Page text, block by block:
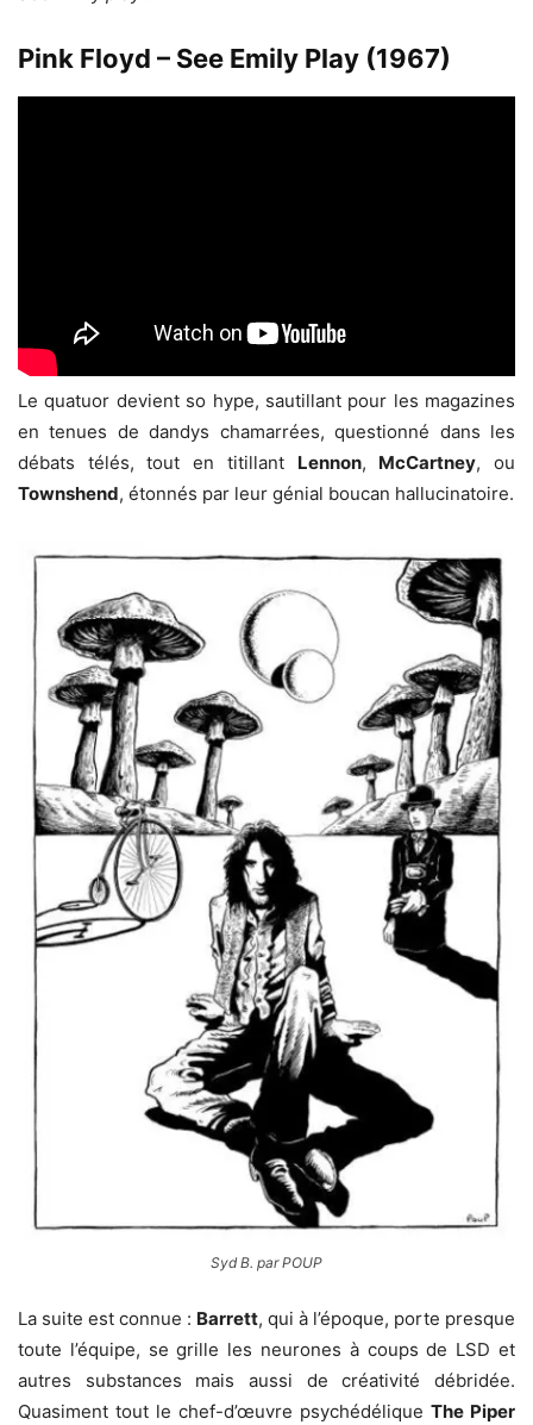
Pink Floyd – See Emily Play (1967)
Le quatuor devient so hype, sautillant pour les magazines
en tenues de dandys chamarrées, questionné dans les
débats télés, tout en titillant Lennon, McCartney, ou
Townshend, étonnés par leur génial boucan hallucinatoire.
Syd B. par POUP
La suite est connue : Barrett, qui à l’époque, porte presque
toute l’équipe, se grille les neurones à coups de LSD et
autres substances mais aussi de créativité débridée.
Quasiment tout le chef-d’œuvre psychédélique The Piper